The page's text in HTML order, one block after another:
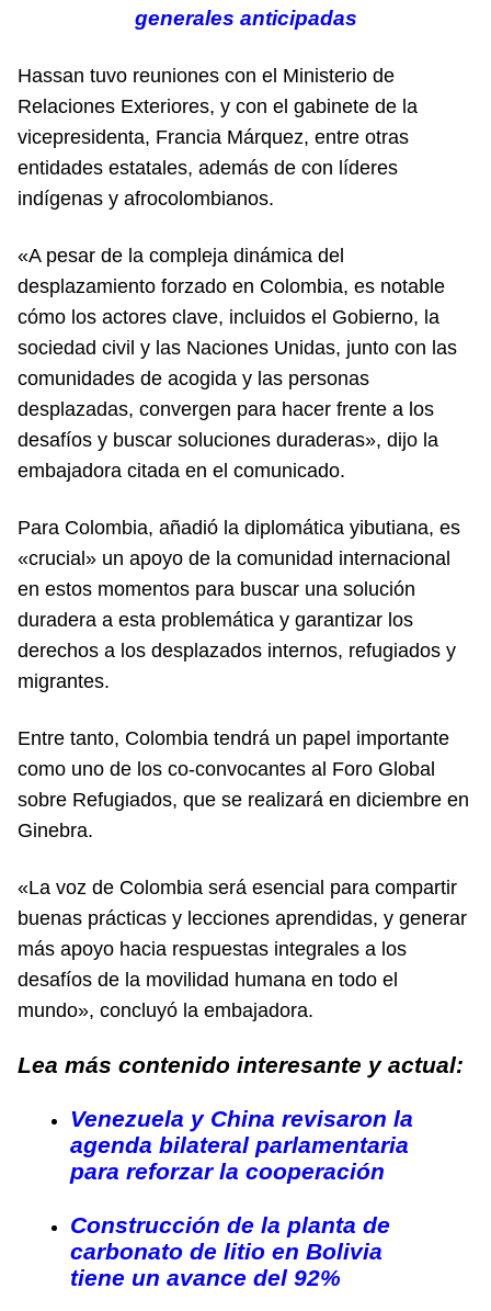
generales anticipadas
Hassan tuvo reuniones con el Ministerio de
Relaciones Exteriores, y con el gabinete de la
vicepresidenta, Francia Márquez, entre otras
entidades estatales, además de con líderes
indígenas y afrocolombianos.
«A pesar de la compleja dinámica del
desplazamiento forzado en Colombia, es notable
cómo los actores clave, incluidos el Gobierno, la
sociedad civil y las Naciones Unidas, junto con las
comunidades de acogida y las personas
desplazadas, convergen para hacer frente a los
desafíos y buscar soluciones duraderas», dijo la
embajadora citada en el comunicado.
Para Colombia, añadió la diplomática yibutiana, es
«crucial» un apoyo de la comunidad internacional
en estos momentos para buscar una solución
duradera a esta problemática y garantizar los
derechos a los desplazados internos, refugiados y
migrantes.
Entre tanto, Colombia tendrá un papel importante
como uno de los co-convocantes al Foro Global
sobre Refugiados, que se realizará en diciembre en
Ginebra.
«La voz de Colombia será esencial para compartir
buenas prácticas y lecciones aprendidas, y generar
más apoyo hacia respuestas integrales a los
desafíos de la movilidad humana en todo el
mundo», concluyó la embajadora.
Lea más contenido interesante y actual:
Venezuela y China revisaron la
agenda bilateral parlamentaria
para reforzar la cooperación
Construcción de la planta de
carbonato de litio en Bolivia
tiene un avance del 92%